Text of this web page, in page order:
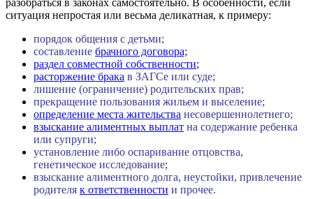
ситуация непростая или весьма деликатная, к примеру:
порядок общения с детьми;
составление брачного договора;
раздел совместной собственности;
расторжение брака в ЗАГСе или суде;
лишение (ограничение) родительских прав;
прекращение пользования жильем и выселение;
определение места жительства несовершеннолетнего;
взыскание алиментных выплат на содержание ребенка
или супруги;
установление либо оспаривание отцовства,
генетическое исследование;
взыскание алиментного долга, неустойки, привлечение
родителя к ответственности и прочее.